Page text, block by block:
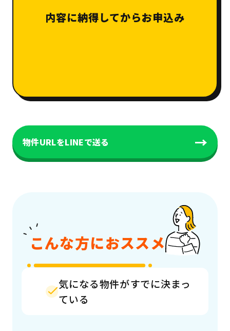
内容に納得してからお申込み
物件URLをLINEで送る →
こんな方におススメ
気になる物件がすでに決まっ
ている